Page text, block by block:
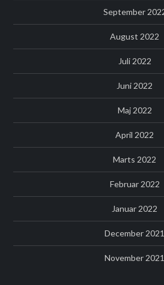
September
August 2022
Juli 2022
Juni 2022
Maj 2022
April 2022
Marts 2022
Februar 2022
Januar 2022
December 2021
November 2021